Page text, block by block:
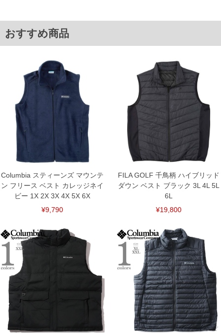
1X(3L)/132/75/48
2X(4L)/142/78/50
3X(5L)/152/78/53
5X(7L)/172/80/58
6X(8L)/182/80/60
単位はcm
※【返品交換について】
返品交換希望の方は、商品到着後1週間以内にご連絡ください。
下着(肌着)やワイシャツは商品の性質上、返品交換不可とさせて頂いております。予め
ご了承くださいませ。
※【ボトムの裾上げをご希望の場合】
裾上げ料金は500円+税となります。
備考欄に股下●cmとご記入下さい。（裾上げ無料対象商品は1本につき税込6,000円以
上の品が対象。1本5,999円以下の商品は有料（500円+税）となります。）
出荷まで約1週間～20日間程お時間を頂く場合がございます。
一部、お直しに対応出来ない商品がございます。(例：裾にファスナーや調節ひもが付
いている、極端なデザインが施されている等)
※商品によって若干のサイズの誤差がございます。また、お客様がご使用の環境（コ
舗からのお取り寄せ等により、お客様にご迷惑をお掛けしてしまう場合がございま
す。そのようなことがない様最大限に努めておりますが、もしあった場合速やかにご
連絡させて頂きますので予めご了承ください。
DETAIL
おすすめ商品
Columbia スティーンズ マウンテ
ン フリース ベスト カレッジネイ
ビー 1X 2X 3X 4X 5X 6X
¥9,790
FILA GOLF 千鳥柄 ハイブリッド
ダウン ベスト ブラック 3L 4L 5L
6L
¥19,800